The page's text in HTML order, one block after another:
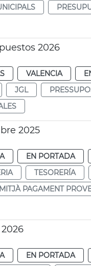
2026
VALENCIA
JGL
2025
EN PORTADA
TESORERÍA
PAGAMENT
EN PORTADA